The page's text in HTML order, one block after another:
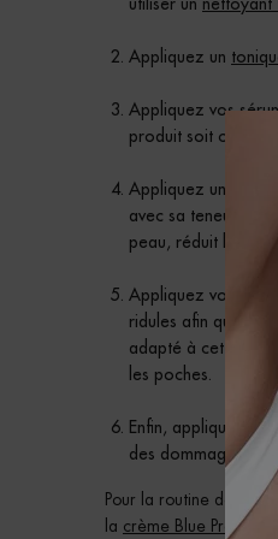
utiliser un nettoyant
Appliquez un
Appliquez vos
produit soit
Appliquez une
avec sa teneur en
peau, réduit la
Appliquez votre
ridules afin que le
adapté à cet
les poches.
Enfin, appliquez
des dommages
Pour la routine de nuit,
la crème Blue Pro-